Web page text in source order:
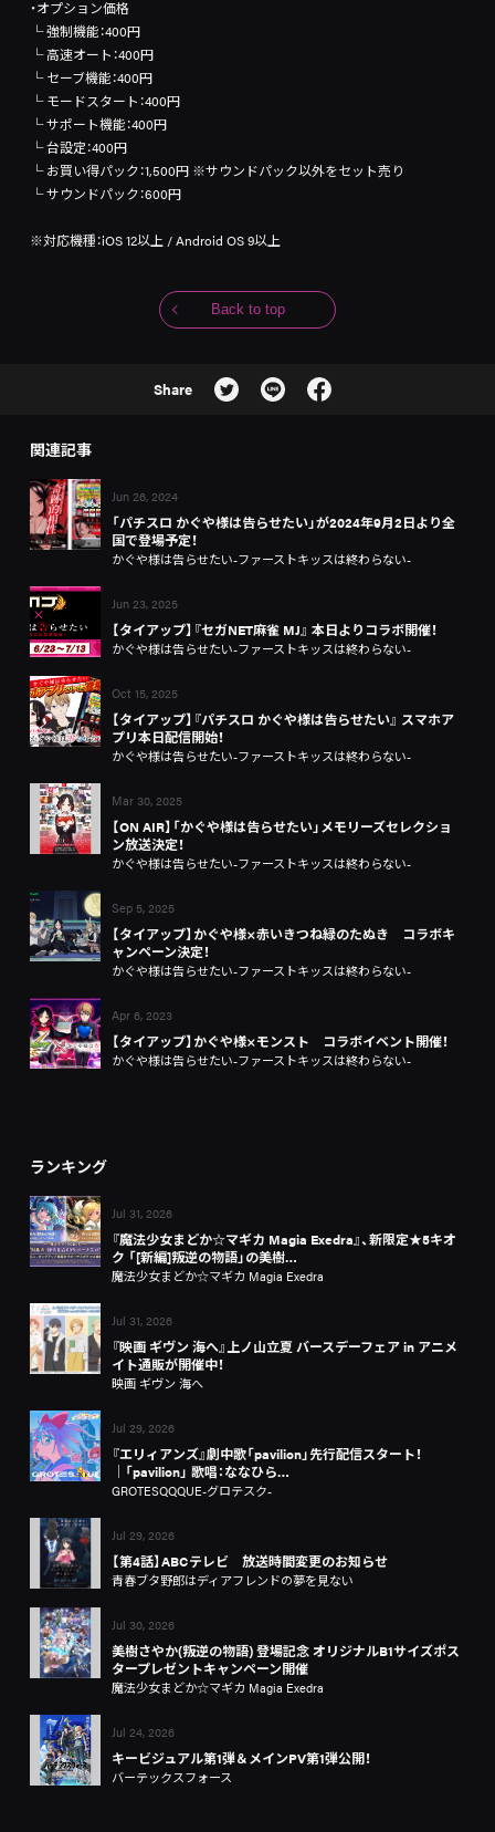
・オプション価格
└ 強制機能：400円
└ 高速オート：400円
└セーブ機能：400円
└モードスタート：400円
└サポート機能：400円
└台設定：400円
└お買い得パック：1,500円 ※サウンドパック以外をセット売り
└サウンドパック：600円
※対応機種：iOS 12以上 / Android OS 9以上
Back to top
Share
関連記事
Jun 26, 2024
「パチスロ かぐや様は告らせたい」が2024年9月2日より全
国で登場予定！
かぐや様は告らせたい-ファーストキッスは終わらない-
Jun 23, 2025
【タイアップ】『セガNET麻雀 MJ』 本日よりコラボ開催！
かぐや様は告らせたい-ファーストキッスは終わらない-
Oct 15, 2025
【タイアップ】『パチスロ かぐや様は告らせたい』 スマホア
プリ本日配信開始！
かぐや様は告らせたい-ファーストキッスは終わらない-
Mar 30, 2025
【ON AIR】「かぐや様は告らせたい」メモリーズセレクショ
ン放送決定！
かぐや様は告らせたい-ファーストキッスは終わらない-
Sep 5, 2025
【タイアップ】かぐや様×赤いきつね緑のたぬき コラボキ
ャンペーン決定！
かぐや様は告らせたい-ファーストキッスは終わらない-
Apr 6, 2023
【タイアップ】かぐや様×モンスト コラボイベント開催！
かぐや様は告らせたい-ファーストキッスは終わらない-
ランキング
Jul 31, 2026
『魔法少女まどか☆マギカ Magia Exedra』、新限定★5キオ
ク 「[新編]叛逆の物語」の美樹…
魔法少女まどか☆マギカ Magia Exedra
Jul 31, 2026
『映画 ギヴン 海へ』上ノ山立夏 バースデーフェア in アニメ
イト通販が開催中！
映画 ギヴン 海へ
Jul 29, 2026
『エリィアンズ』劇中歌「pavilion」先行配信スタート！
│「pavilion」 歌唱：ななひら…
GROTESQQQUE-グロテスク-
Jul 29, 2026
【第4話】ABCテレビ 放送時間変更のお知らせ
青春ブタ野郎はディアフレンドの夢を見ない
Jul 30, 2026
美樹さやか(叛逆の物語) 登場記念 オリジナルB1サイズポス
タープレゼントキャンペーン開催
魔法少女まどか☆マギカ Magia Exedra
Jul 24, 2026
キービジュアル第1弾＆メインPV第1弾公開！
バーテックスフォース